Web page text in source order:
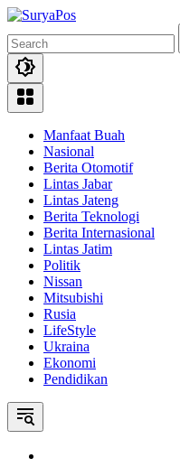
Skip
content
Manfaat Buah
Nasional
Berita Otomotif
Lintas Jabar
Lintas Jateng
Berita Teknologi
Berita Internasional
Lintas Jatim
Politik
Nissan
Mitsubishi
Rusia
LifeStyle
Ukraina
Ekonomi
Pendidikan